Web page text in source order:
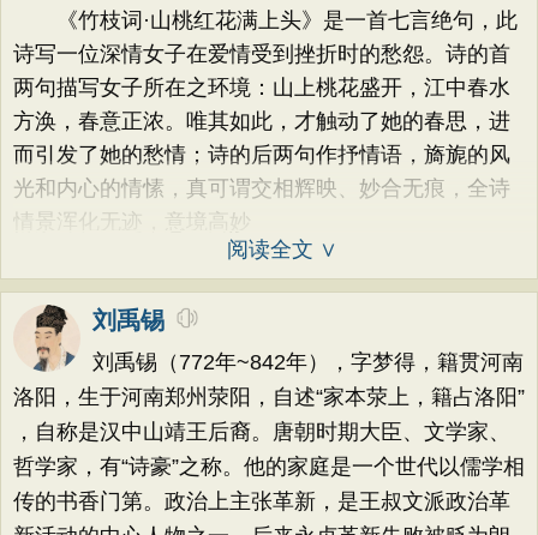
《竹枝词·山桃红花满上头》是一首七言绝句，此
诗写一位深情女子在爱情受到挫折时的愁怨。诗的首
两句描写女子所在之环境：山上桃花盛开，江中春水
方涣，春意正浓。唯其如此，才触动了她的春思，进
而引发了她的愁情；诗的后两句作抒情语，旖旎的风
光和内心的情愫，真可谓交相辉映、妙合无痕，全诗
情景浑化无迹，意境高妙
阅读全文 ∨
刘禹锡
刘禹锡（772年~842年），字梦得，籍贯河南
洛阳，生于河南郑州荥阳，自述“家本荥上，籍占洛阳”
，自称是汉中山靖王后裔。唐朝时期大臣、文学家、
哲学家，有“诗豪”之称。他的家庭是一个世代以儒学相
传的书香门第。政治上主张革新，是王叔文派政治革